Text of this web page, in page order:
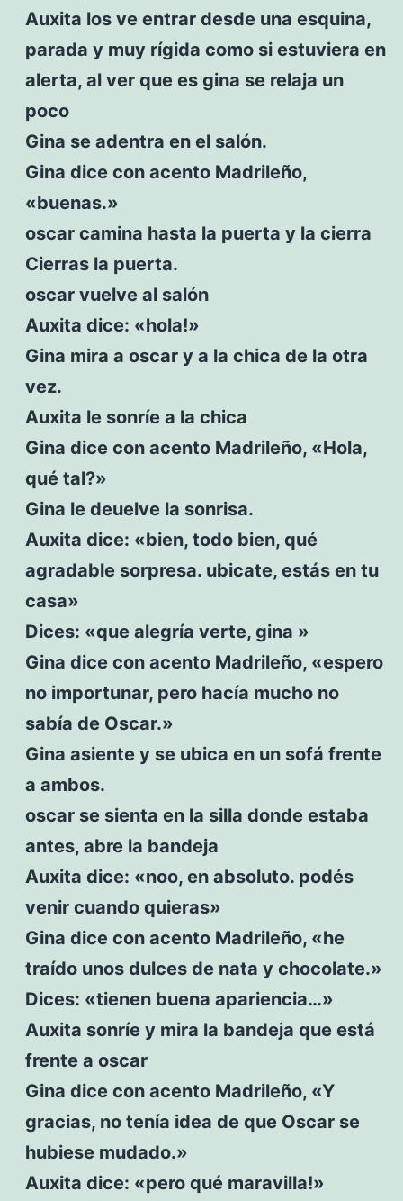
Auxita los ve entrar desde una esquina,
parada y muy rígida como si estuviera en
alerta, al ver que es gina se relaja un
poco
Gina se adentra en el salón.
Gina dice con acento Madrileño,
«buenas.»
oscar camina hasta la puerta y la cierra
Cierras la puerta.
oscar vuelve al salón
Auxita dice: «hola!»
Gina mira a oscar y a la chica de la otra
vez.
Auxita le sonríe a la chica
Gina dice con acento Madrileño, «Hola,
qué tal?»
Gina le deuelve la sonrisa.
Auxita dice: «bien, todo bien, qué
agradable sorpresa. ubicate, estás en tu
casa»
Dices: «que alegría verte, gina »
Gina dice con acento Madrileño, «espero
no importunar, pero hacía mucho no
sabía de Oscar.»
Gina asiente y se ubica en un sofá frente
a ambos.
oscar se sienta en la silla donde estaba
antes, abre la bandeja
Auxita dice: «noo, en absoluto. podés
venir cuando quieras»
Gina dice con acento Madrileño, «he
traído unos dulces de nata y chocolate.»
Dices: «tienen buena apariencia…»
Auxita sonríe y mira la bandeja que está
frente a oscar
Gina dice con acento Madrileño, «Y
gracias, no tenía idea de que Oscar se
hubiese mudado.»
Auxita dice: «pero qué maravilla!»